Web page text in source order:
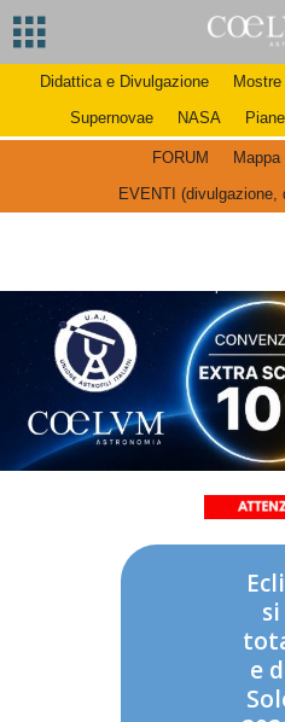
Didattica e Divulgazione
Supernovae
NASA
FORUM
EVENTI
si
e